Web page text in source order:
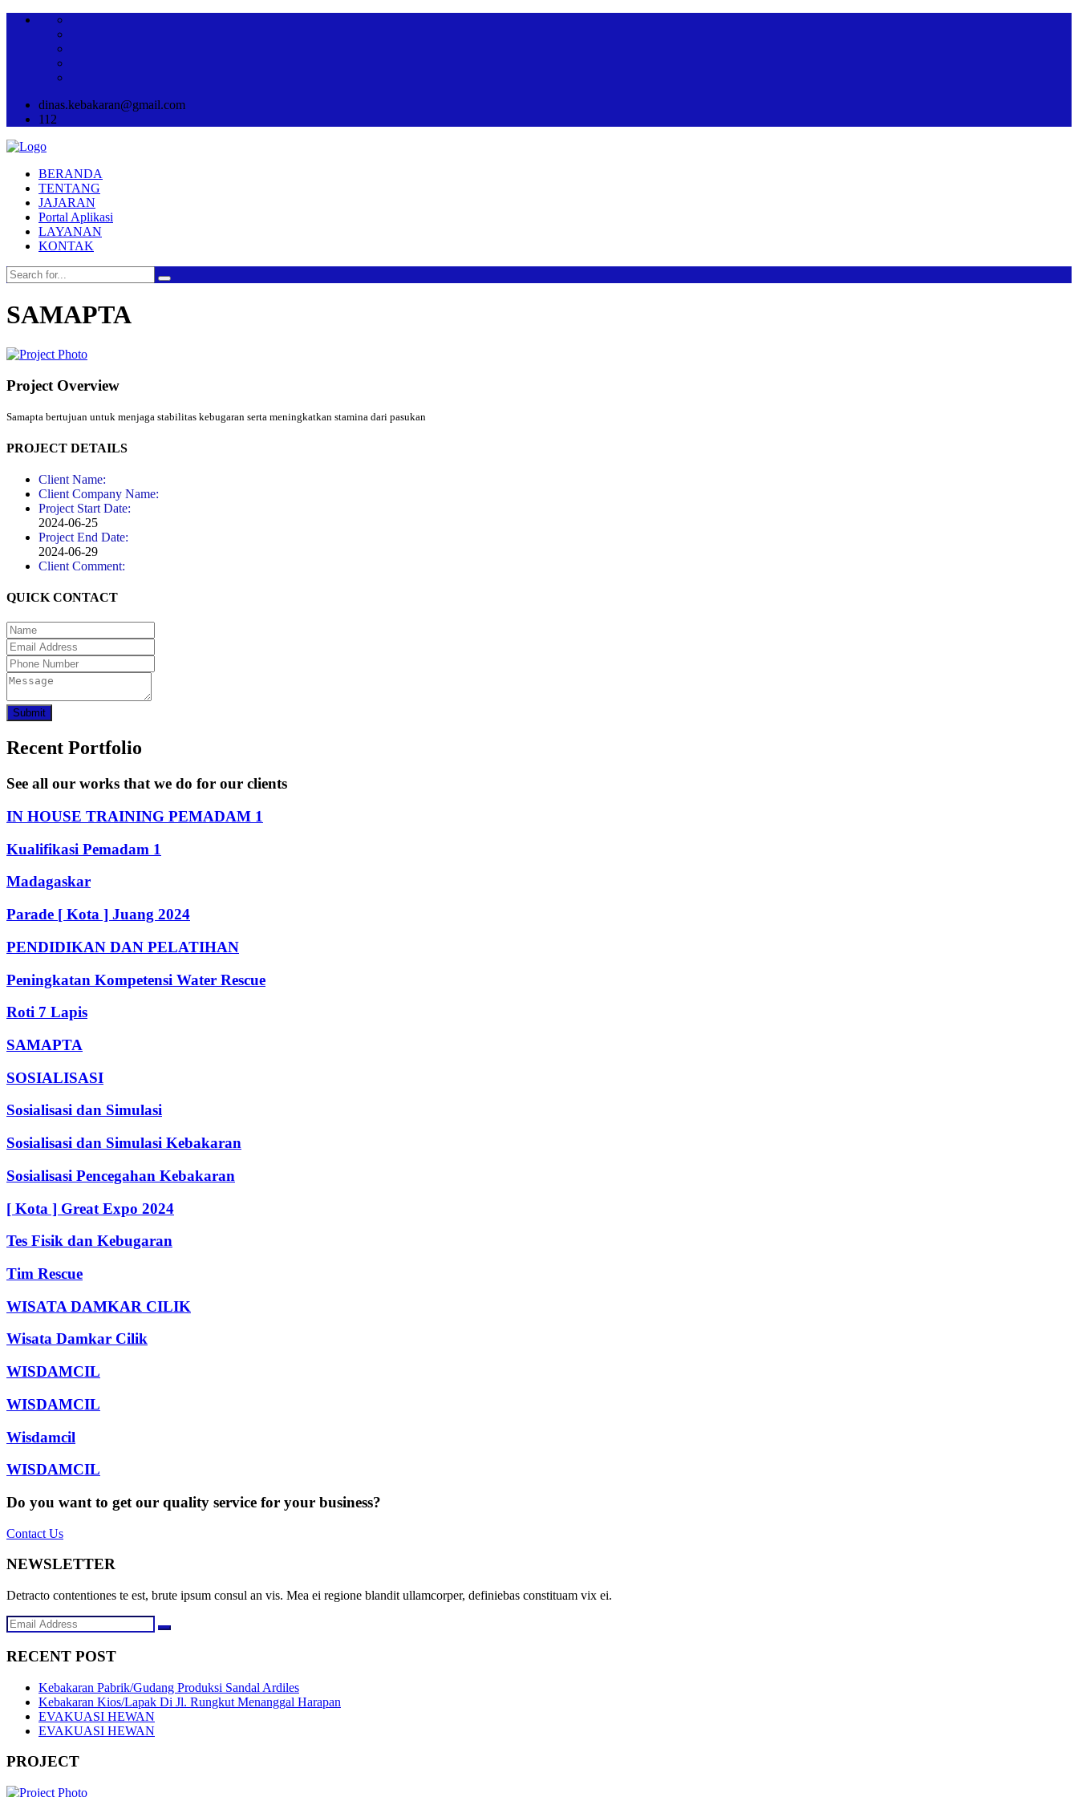
dinas.kebakaran@gmail.com
112
BERANDA
TENTANG
JAJARAN
Portal Aplikasi
LAYANAN
KONTAK
SAMAPTA
Project Overview
Samapta bertujuan untuk menjaga stabilitas kebugaran serta meningkatkan stamina dari pasukan
PROJECT DETAILS
Client Name:
Client Company Name:
Project Start Date:
2024-06-25
Project End Date:
2024-06-29
Client Comment:
QUICK CONTACT
Submit
Recent Portfolio
See all our works that we do for our clients
IN HOUSE TRAINING PEMADAM 1
Kualifikasi Pemadam 1
Madagaskar
Parade [ Kota ] Juang 2024
PENDIDIKAN DAN PELATIHAN
Peningkatan Kompetensi Water Rescue
Roti 7 Lapis
SAMAPTA
SOSIALISASI
Sosialisasi dan Simulasi
Sosialisasi dan Simulasi Kebakaran
Sosialisasi Pencegahan Kebakaran
[ Kota ] Great Expo 2024
Tes Fisik dan Kebugaran
Tim Rescue
WISATA DAMKAR CILIK
Wisata Damkar Cilik
WISDAMCIL
WISDAMCIL
Wisdamcil
WISDAMCIL
Do you want to get our quality service for your business?
Contact Us
NEWSLETTER
Detracto contentiones te est, brute ipsum consul an vis. Mea ei regione blandit ullamcorper, definiebas constituam vix ei.
RECENT POST
Kebakaran Pabrik/Gudang Produksi Sandal Ardiles
Kebakaran Kios/Lapak Di Jl. Rungkut Menanggal Harapan
EVAKUASI HEWAN
EVAKUASI HEWAN
PROJECT